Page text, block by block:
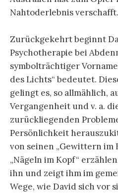
Nahtoderlebnis verschafft.
Zurückgekehrt beginnt
Psychotherapie bei
symbolträchtiger
des Lichts“ bedeutet.
gelingt es, so allmählich,
Vergangenheit und v. a.
zurückliegenden
Persönlichkeit
von seinen „Gewittern im
„Nägeln im Kopf“
ihn und zeigt ihm im
Wege, wie David sich vor